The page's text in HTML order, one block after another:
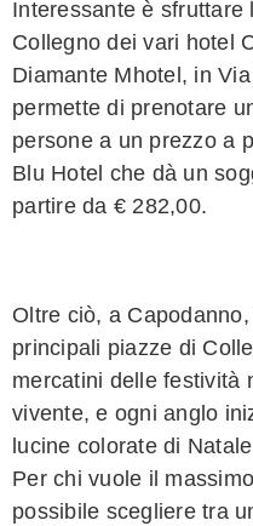
Interessante è sfruttare
Collegno dei vari hotel
Diamante Mhotel, in
permette di prenotare
persone a un prezzo a
Blu Hotel che dà un
partire da € 282,00.
Oltre ciò, a
principali piazze di
mercatini delle festività
vivente, e ogni anglo
lucine colorate di
Per chi vuole il
possibile scegliere tra